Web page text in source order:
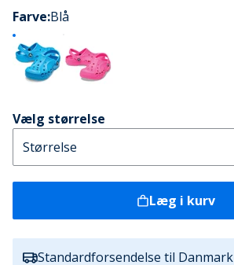
Farve:Blå
Vælg størrelse
Læg i kurv
Standardforsendelse til Danmark